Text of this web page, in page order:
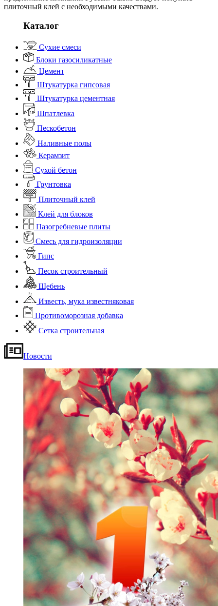
плиточный клей с необходимыми качествами.
Каталог
Сухие смеси
Блоки газосиликатные
Цемент
Штукатурка гипсовая
Штукатурка цементная
Шпатлевка
Пескобетон
Наливные полы
Керамзит
Сухой бетон
Грунтовка
Плиточный клей
Клей для блоков
Пазогребневые плиты
Смесь для гидроизоляции
Гипс
Песок строительный
Щебень
Известь, мука известняковая
Противоморозная добавка
Сетка строительная
Новости